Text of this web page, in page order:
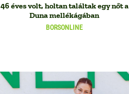
BORSONLINE
46 éves volt, holtan találtak egy nőt a
Duna mellékágában